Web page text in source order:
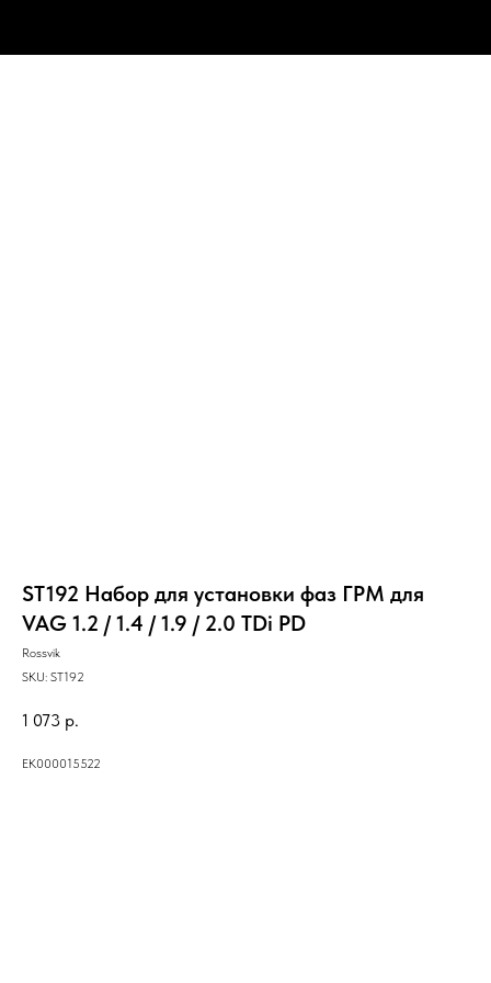
ST192 Набор для установки фаз ГРМ для
VAG 1.2 / 1.4 / 1.9 / 2.0 TDi PD
Rossvik
SKU: ST192
1 073 р.
ЕК000015522